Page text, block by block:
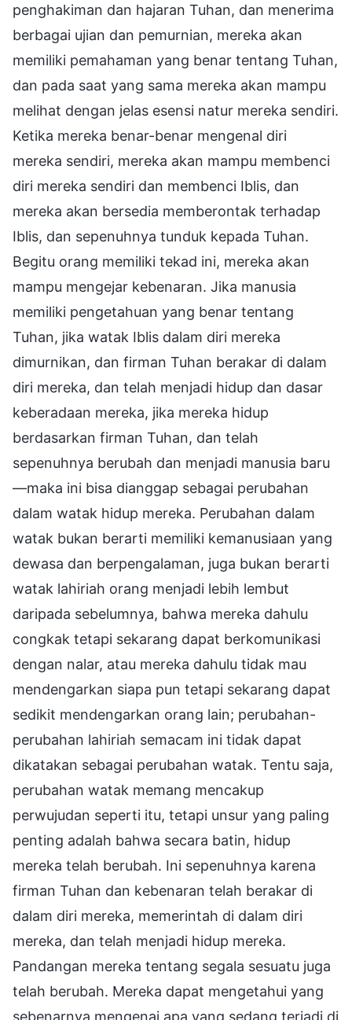
penghakiman dan hajaran Tuhan, dan menerima
berbagai ujian dan pemurnian, mereka akan
memiliki pemahaman yang benar tentang Tuhan,
dan pada saat yang sama mereka akan mampu
melihat dengan jelas esensi natur mereka sendiri.
Ketika mereka benar-benar mengenal diri
mereka sendiri, mereka akan mampu membenci
diri mereka sendiri dan membenci Iblis, dan
mereka akan bersedia memberontak terhadap
Iblis, dan sepenuhnya tunduk kepada Tuhan.
Begitu orang memiliki tekad ini, mereka akan
mampu mengejar kebenaran. Jika manusia
memiliki pengetahuan yang benar tentang
Tuhan, jika watak Iblis dalam diri mereka
dimurnikan, dan firman Tuhan berakar di dalam
diri mereka, dan telah menjadi hidup dan dasar
keberadaan mereka, jika mereka hidup
berdasarkan firman Tuhan, dan telah
sepenuhnya berubah dan menjadi manusia baru
—maka ini bisa dianggap sebagai perubahan
dalam watak hidup mereka. Perubahan dalam
watak bukan berarti memiliki kemanusiaan yang
dewasa dan berpengalaman, juga bukan berarti
watak lahiriah orang menjadi lebih lembut
daripada sebelumnya, bahwa mereka dahulu
congkak tetapi sekarang dapat berkomunikasi
dengan nalar, atau mereka dahulu tidak mau
mendengarkan siapa pun tetapi sekarang dapat
sedikit mendengarkan orang lain; perubahan-
perubahan lahiriah semacam ini tidak dapat
dikatakan sebagai perubahan watak. Tentu saja,
perubahan watak memang mencakup
perwujudan seperti itu, tetapi unsur yang paling
penting adalah bahwa secara batin, hidup
mereka telah berubah. Ini sepenuhnya karena
firman Tuhan dan kebenaran telah berakar di
dalam diri mereka, memerintah di dalam diri
mereka, dan telah menjadi hidup mereka.
Pandangan mereka tentang segala sesuatu juga
telah berubah. Mereka dapat mengetahui yang
sebenarnya mengenai apa yang sedang terjadi di